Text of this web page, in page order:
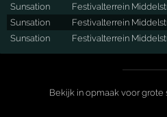
Sunsation Festivalterrein
Sunsation Festivalterrein
Sunsation Festivalterrein
Bekijk in opmaak voor grote